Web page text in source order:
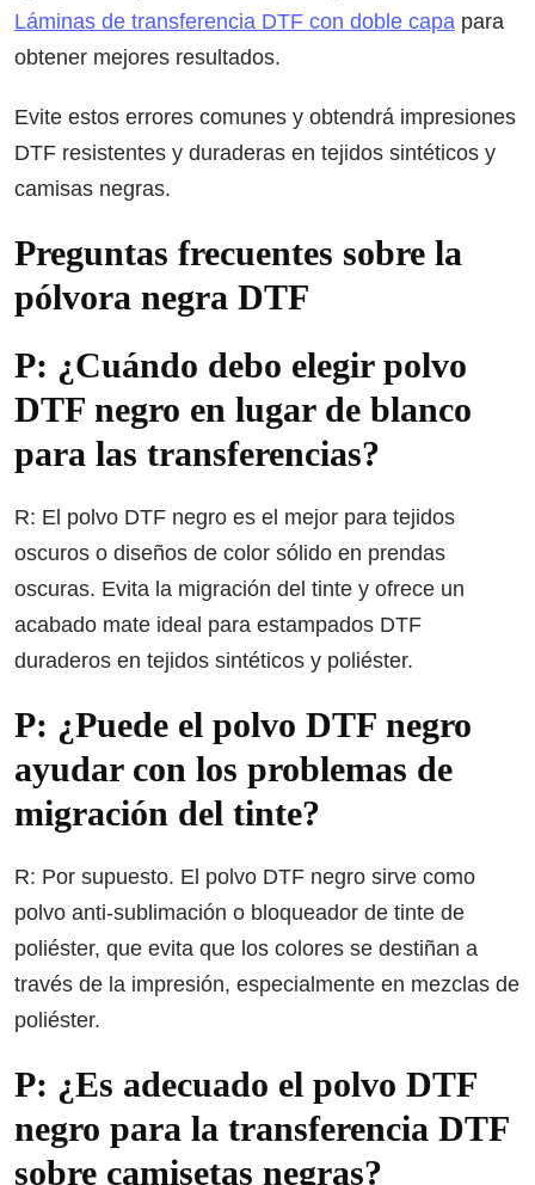
Láminas de transferencia DTF con doble capa para
obtener mejores resultados.
Evite estos errores comunes y obtendrá impresiones
DTF resistentes y duraderas en tejidos sintéticos y
camisas negras.
Preguntas frecuentes sobre la
pólvora negra DTF
P: ¿Cuándo debo elegir polvo
DTF negro en lugar de blanco
para las transferencias?
R: El polvo DTF negro es el mejor para tejidos
oscuros o diseños de color sólido en prendas
oscuras. Evita la migración del tinte y ofrece un
acabado mate ideal para estampados DTF
duraderos en tejidos sintéticos y poliéster.
P: ¿Puede el polvo DTF negro
ayudar con los problemas de
migración del tinte?
R: Por supuesto. El polvo DTF negro sirve como
polvo anti-sublimación o bloqueador de tinte de
poliéster, que evita que los colores se destiñan a
través de la impresión, especialmente en mezclas de
poliéster.
P: ¿Es adecuado el polvo DTF
negro para la transferencia DTF
sobre camisetas negras?